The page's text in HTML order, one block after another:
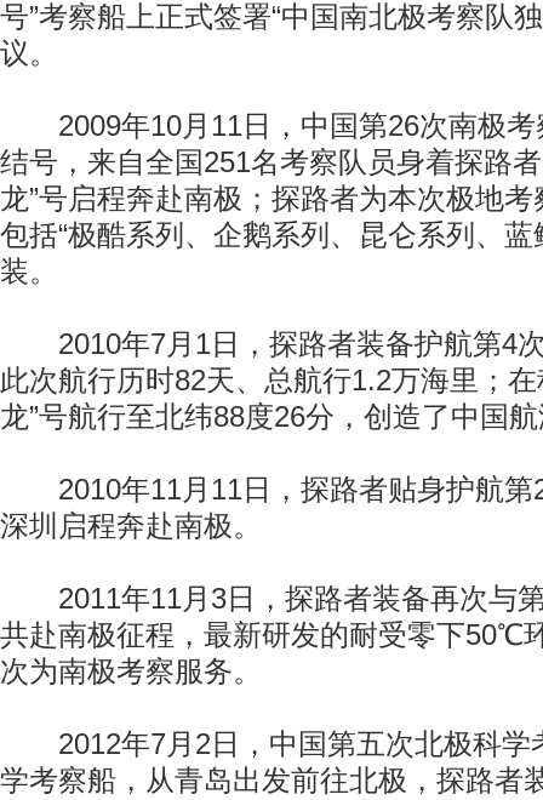
号”考察船上正式签署“中国南北极考察队
议。
2009年10月11日，中国第26次南极考
结号，来自全国251名考察队员身着探路
龙”号启程奔赴南极；探路者为本次极地
包括“极酷系列、企鹅系列、昆仑系列、蓝
装。
2010年7月1日，探路者装备护航第4
此次航行历时82天、总航行1.2万海里；
龙”号航行至北纬88度26分，创造了中国
2010年11月11日，探路者贴身护航第
深圳启程奔赴南极。
2011年11月3日，探路者装备再次与
共赴南极征程，最新研发的耐受零下50℃
次为南极考察服务。
2012年7月2日，中国第五次北极科学
学考察船，从青岛出发前往北极，探路者